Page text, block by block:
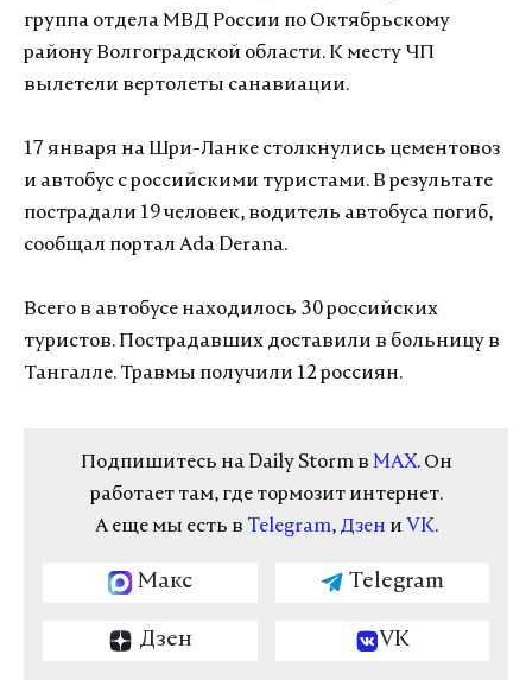
группа отдела МВД России по Октябрьскому
району Волгоградской области. К месту ЧП
вылетели вертолеты санавиации.
17 января на Шри-Ланке столкнулись цементовоз
и автобус с российскими туристами. В результате
пострадали 19 человек, водитель автобуса погиб,
сообщал портал Ada Derana.
Всего в автобусе находилось 30 российских
туристов. Пострадавших доставили в больницу в
Тангалле. Травмы получили 12 россиян.
Подпишитесь на Daily Storm в MAX. Он
работает там, где тормозит интернет.
А еще мы есть в Telegram, Дзен и VK.
Макс Telegram
Дзен VK